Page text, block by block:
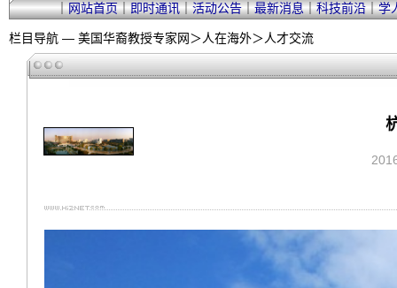
｜网站首页｜即时通讯｜活动公告｜最新消息｜科技前沿｜学
栏目导航 — 美国华裔教授专家网＞人在海外＞人才交流